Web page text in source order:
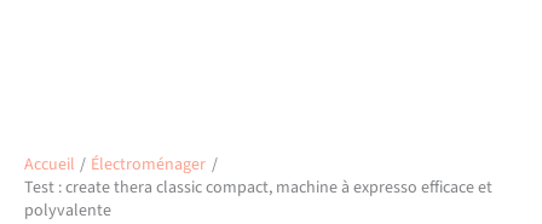
Accueil
Électroménager
Test : create thera classic compact, machine à expresso efficace et
polyvalente